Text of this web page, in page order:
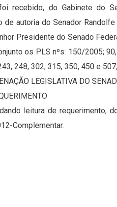
recebido, do Gabinete do
autoria do Senador
Presidente do Senado
os PLS nºs: 150/2005;
248, 302, 315, 350, 450 e
LEGISLATIVA DO
leitura de requerimento,
Complementar.